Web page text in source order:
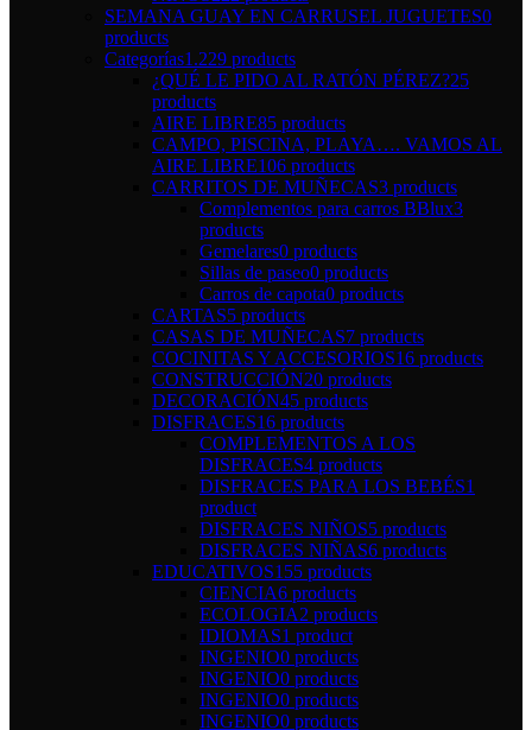
SEMANA GUAY EN CARRUSEL JUGUETES0
products
Categorías1.229 products
¿QUÉ LE PIDO AL RATÓN PÉREZ?25
products
AIRE LIBRE85 products
CAMPO, PISCINA, PLAYA…. VAMOS AL
AIRE LIBRE106 products
CARRITOS DE MUÑECAS3 products
Complementos para carros BBlux3
products
Gemelares0 products
Sillas de paseo0 products
Carros de capota0 products
CARTAS5 products
CASAS DE MUÑECAS7 products
COCINITAS Y ACCESORIOS16 products
CONSTRUCCIÓN20 products
DECORACIÓN45 products
DISFRACES16 products
COMPLEMENTOS A LOS
DISFRACES4 products
DISFRACES PARA LOS BEBÉS1
product
DISFRACES NIÑOS5 products
DISFRACES NIÑAS6 products
EDUCATIVOS155 products
CIENCIA6 products
ECOLOGIA2 products
IDIOMAS1 product
INGENIO0 products
INGENIO0 products
INGENIO0 products
INGENIO0 products